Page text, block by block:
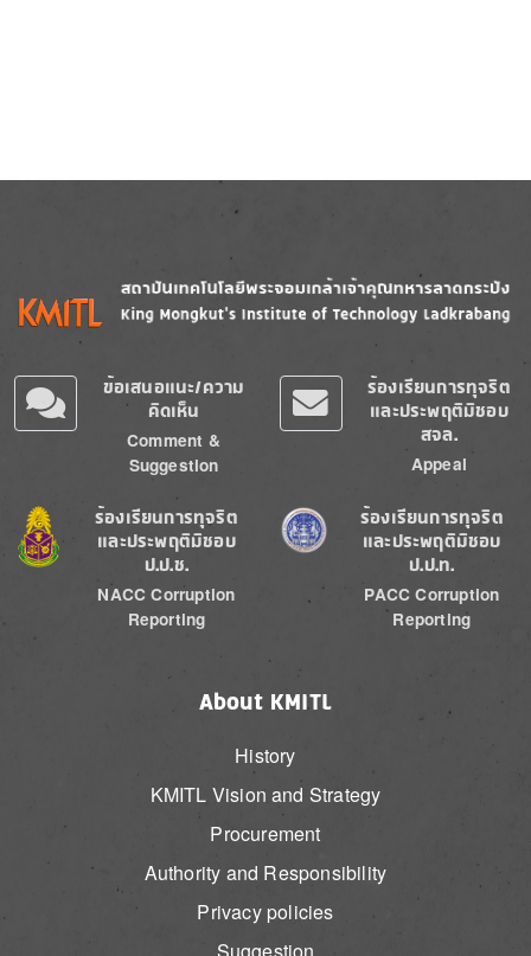
Image
ข้อเสนอแนะ/ความ
คิดเห็น
Comment &
Suggestion
ร้องเรียนการทุจริต
และประพฤติมิชอบ
สจล.
Appeal
Image
ร้องเรียนการทุจริต
และประพฤติมิชอบ
ป.ป.ช.
NACC Corruption
Reporting
Image
ร้องเรียนการทุจริต
และประพฤติมิชอบ
ป.ป.ท.
PACC Corruption
Reporting
About KMITL
History
KMITL Vision and Strategy
Procurement
Authority and Responsibility
Privacy policies
Suggestion